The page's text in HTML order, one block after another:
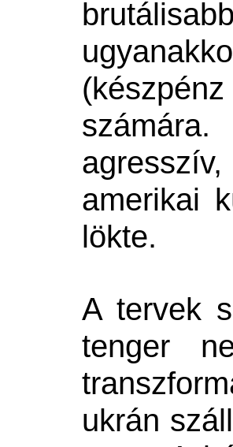
amerikai
lökte.
A tervek
tenger
ukrán